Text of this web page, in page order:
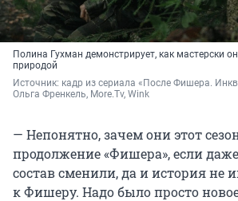
Полина Гухман демонстрирует, как мастерски
природой
Источник: кадр из сериала «После Фишера.
Ольга Френкель, More.Tv, Wink
— Непонятно, зачем они этот
продолжение «Фишера», если
состав сменили, да и история не
к Фишеру. Надо было просто